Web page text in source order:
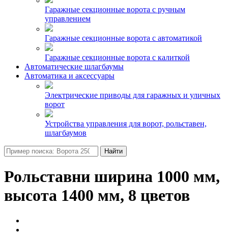
Гаражные секционные ворота с ручным
управлением
Гаражные секционные ворота с автоматикой
Гаражные секционные ворота с калиткой
Автоматические шлагбаумы
Автоматика и аксессуары
Электрические приводы для гаражных и уличных
ворот
Устройства управления для ворот, рольставен,
шлагбаумов
Найти
Рольставни ширина 1000 мм,
высота 1400 мм, 8 цветов